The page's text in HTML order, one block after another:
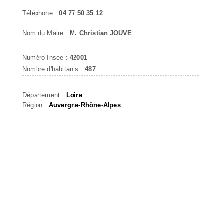
Téléphone :04 77 50 35 12
Nom du Maire : M. Christian JOUVE
Numéro Insee : 42001
Nombre d'habitants :487
Département : Loire
Région : Auvergne-Rhône-Alpes